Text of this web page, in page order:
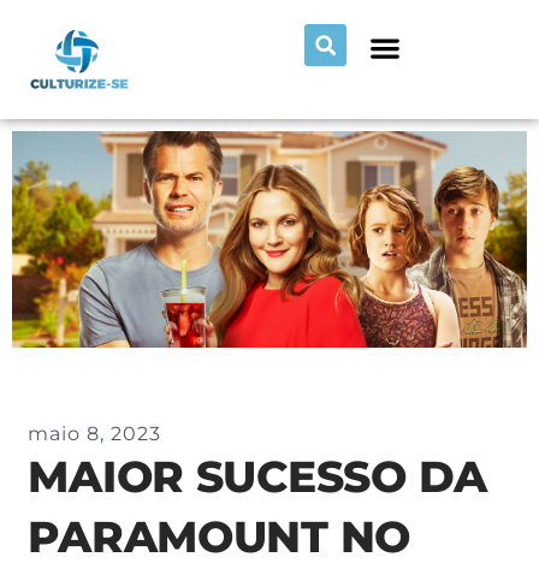
maio 8, 2023
MAIOR SUCESSO DA
PARAMOUNT NO